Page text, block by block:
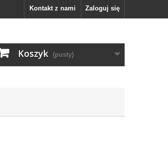
Zaloguj się
Kontakt z nami
Koszyk (pusty)